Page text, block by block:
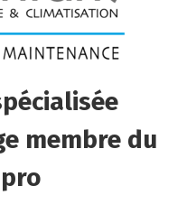
membre du